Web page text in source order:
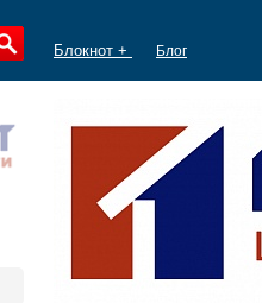
Блокнот + Блог